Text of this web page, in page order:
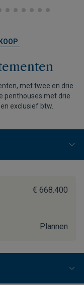
met twee en drie
penthouses met drie
exclusief btw.
€ 668.400
Plannen